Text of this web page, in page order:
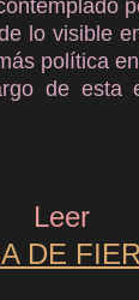
lo visible
política
de esta
Leer
DE